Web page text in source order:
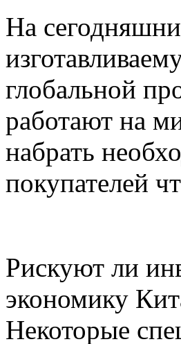
На
глобальной
работают на
набрать
покупателей
Рискуют ли
экономику
Некоторые